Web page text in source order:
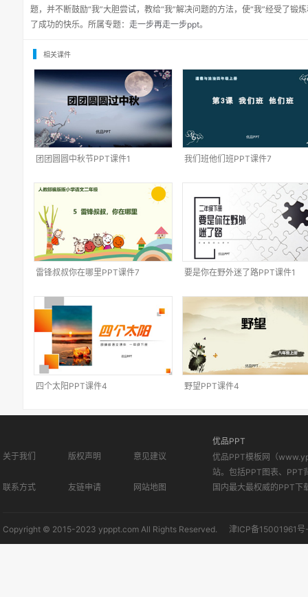
题，并不断鼓励“我”大胆尝试，教给“我”解决问题的方法，使“我”经受了锻
了成功的快乐。所属专题： 走一步再走一步ppt。
相关课件
团团圆圆中秋节PPT课件1 我们班他们班PPT课件7
雷锋叔叔你在哪里PPT课件7 要是你在野外迷了路PPT课件1
四个太阳PPT课件4 野望PPT课件4
关于我们 版权声明 意见建议
联系方式 友链申请 网站地图
优品PPT
优品PPT模板网（
站。包括PPT图表、PPT
国内最大最权威的PPT下
Copyright © 2015-2023 ypppt.com All Rights Reserved. 津ICP备15001961号